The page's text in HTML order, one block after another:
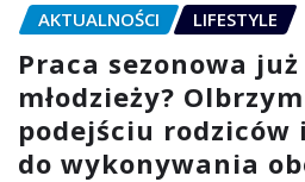
AKTUALNOŚCI LIFESTYLE
Praca sezonowa
młodzieży?
podejściu
do wykonywania